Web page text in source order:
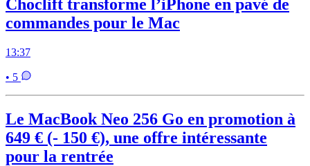
Choclift transforme l’iPhone en pavé de
commandes pour le Mac
13:37
• 5
Le MacBook Neo 256 Go en promotion à
649 € (- 150 €), une offre intéressante
pour la rentrée